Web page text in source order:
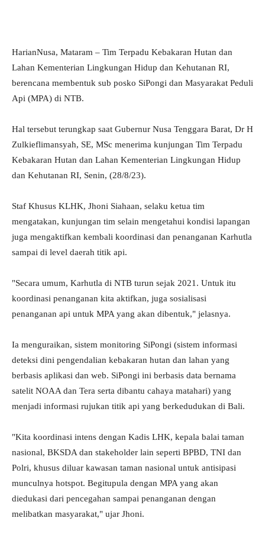
HarianNusa, Mataram – Tim Terpadu Kebakaran Hutan dan
Lahan Kementerian Lingkungan Hidup dan Kehutanan RI,
berencana membentuk sub posko SiPongi dan Masyarakat Peduli
Api (MPA) di NTB.
Hal tersebut terungkap saat Gubernur Nusa Tenggara Barat, Dr H
Zulkieflimansyah, SE, MSc menerima kunjungan Tim Terpadu
Kebakaran Hutan dan Lahan Kementerian Lingkungan Hidup
dan Kehutanan RI, Senin, (28/8/23).
Staf Khusus KLHK, Jhoni Siahaan, selaku ketua tim
mengatakan, kunjungan tim selain mengetahui kondisi lapangan
juga mengaktifkan kembali koordinasi dan penanganan Karhutla
sampai di level daerah titik api.
"Secara umum, Karhutla di NTB turun sejak 2021. Untuk itu
koordinasi penanganan kita aktifkan, juga sosialisasi
penanganan api untuk MPA yang akan dibentuk," jelasnya.
Ia menguraikan, sistem monitoring SiPongi (sistem informasi
deteksi dini pengendalian kebakaran hutan dan lahan yang
berbasis aplikasi dan web. SiPongi ini berbasis data bernama
satelit NOAA dan Tera serta dibantu cahaya matahari) yang
menjadi informasi rujukan titik api yang berkedudukan di Bali.
"Kita koordinasi intens dengan Kadis LHK, kepala balai taman
nasional, BKSDA dan stakeholder lain seperti BPBD, TNI dan
Polri, khusus diluar kawasan taman nasional untuk antisipasi
munculnya hotspot. Begitupula dengan MPA yang akan
diedukasi dari pencegahan sampai penanganan dengan
melibatkan masyarakat," ujar Jhoni.